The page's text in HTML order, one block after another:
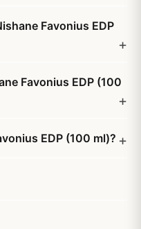
Favonius EDP
Favonius EDP (100
EDP (100 ml)?